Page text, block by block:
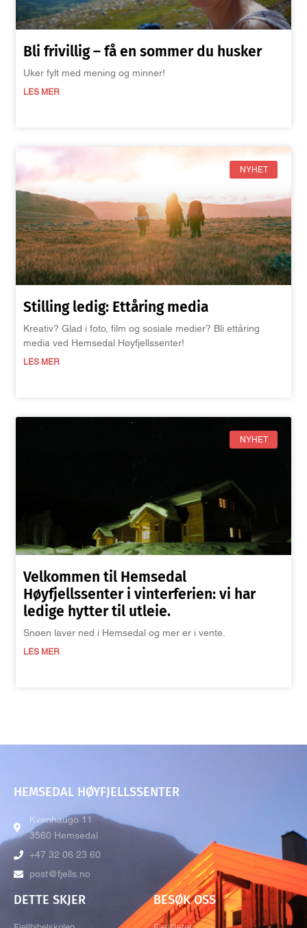
Bli frivillig – få en sommer du husker
Uker fylt med mening og minner!
LES MER
NYHET
Stilling ledig: Ettåring media
Kreativ? Glad i foto, film og sosiale medier? Bli ettåring
media ved Hemsedal Høyfjellssenter!
LES MER
NYHET
Velkommen til Hemsedal
Høyfjellssenter i vinterferien: vi har
ledige hytter til utleie.
Snøen laver ned i Hemsedal og mer er i vente.
LES MER
HEMSEDAL HØYFJELLSSENTER
Kvenhaugo 11
3560 Hemsedal
+47 32 06 23 60
post@fjells.no
DETTE SKJER BESØK OSS